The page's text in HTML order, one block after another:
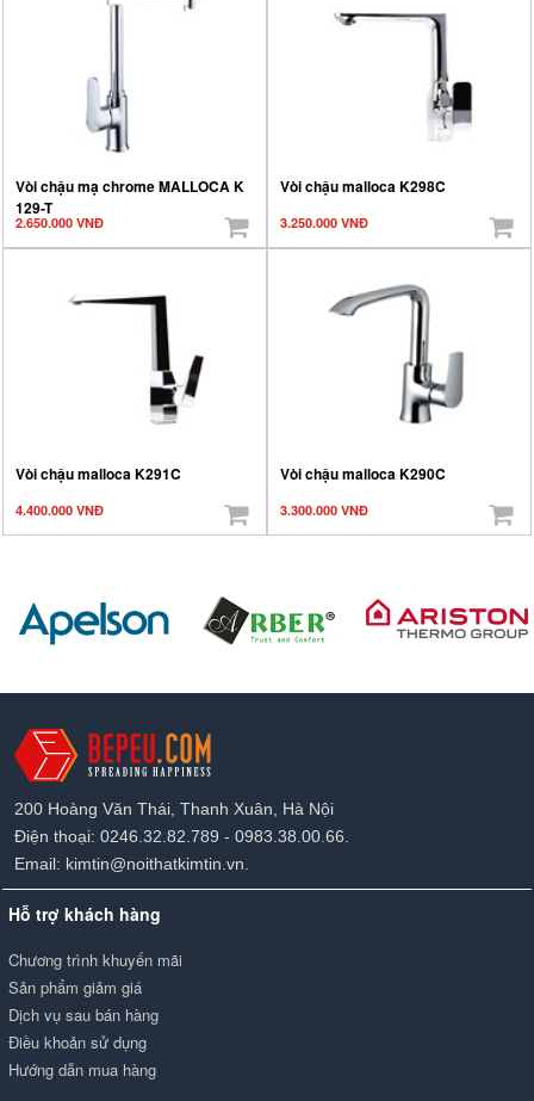
Vòi chậu mạ chrome MALLOCA K
129-T
2.650.000 VNĐ
Vòi chậu malloca K298C
3.250.000 VNĐ
Vòi chậu malloca K291C
4.400.000 VNĐ
Vòi chậu malloca K290C
3.300.000 VNĐ
200 Hoàng Văn Thái, Thanh Xuân, Hà Nội
Điện thoại: 0246.32.82.789 - 0983.38.00.66.
Email: kimtin@noithatkimtin.vn.
Hỗ trợ khách hàng
Chương trình khuyến mãi
Sản phẩm giảm giá
Dịch vụ sau bán hàng
Điều khoản sử dụng
Hướng dẫn mua hàng